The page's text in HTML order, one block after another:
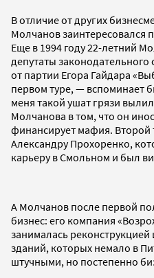
В отличие от других
Молчанов заинтересовался
Еще в 1994 году 22-летний
депутаты
от партии Егора Гайдара
первом туре, — вспоминает
меня такой ушат грязи
Молчанова в том, что он
финансирует мафия. Второй
Александру Прохоренко,
карьеру в Смольном и был
А Молчанов после первой
бизнес: его компания
занималась
зданий, которых немало в
штучными, но постепенно